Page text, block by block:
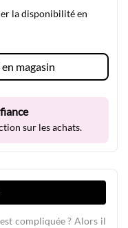
la disponibilité en
magasin
sur les achats.
compliquée ? Alors il